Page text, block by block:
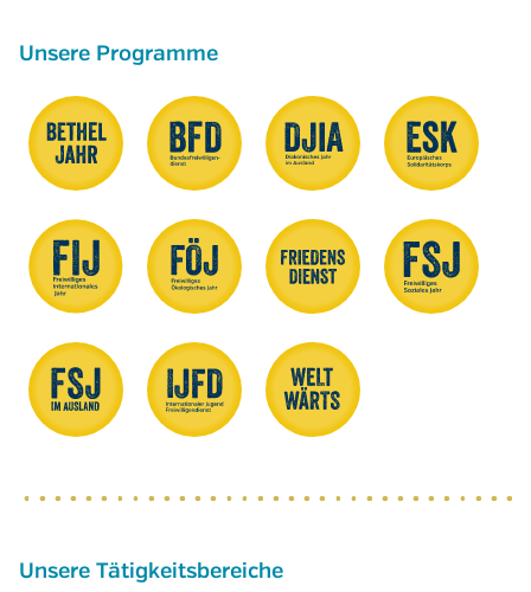
Unsere Programme
Unsere Tätigkeitsbereiche